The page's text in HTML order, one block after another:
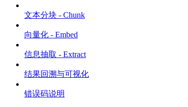
文本分块 - Chunk
向量化 - Embed
信息抽取 - Extract
结果回溯与可视化
错误码说明